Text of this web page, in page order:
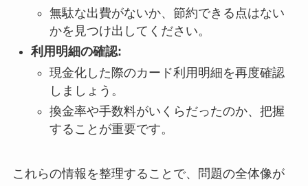
無駄な出費がないか、節約できる点はない
かを見つけ出してください。
利用明細の確認:
現金化した際のカード利用明細を再度確認
しましょう。
換金率や手数料がいくらだったのか、把握
することが重要です。
これらの情報を整理することで、問題の全体像が